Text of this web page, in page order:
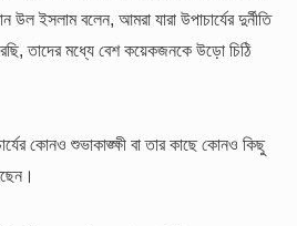
উল ইসলাম বলেন, আমরা যারা উপাচার্যের দুর্নীতি
তাদের মধ্যে বেশ কয়েকজনকে উড়ো চিঠি
কোনও শুভাকাঙ্ক্ষী বা তার কাছে কোনও কিছু